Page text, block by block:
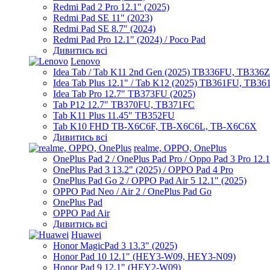
Redmi Pad 2 Pro 12.1" (2025)
Redmi Pad SE 11" (2023)
Redmi Pad SE 8.7" (2024)
Redmi Pad Pro 12.1" (2024) / Poco Pad
Дивитись всі
Lenovo
Idea Tab / Tab K11 2nd Gen (2025) TB336FU,
Idea Tab Plus 12.1" / Tab K12 (2025) TB361FU,
Idea Tab Pro 12.7" TB373FU (2025)
Tab P12 12.7" TB370FU, TB371FC
Tab K11 Plus 11.45" TB352FU
Tab K10 FHD TB-X6C6F, TB-X6C6L, TB-X6C6X
Дивитись всі
realme, OPPO, OnePlus
OnePlus Pad 2 / OnePlus Pad Pro / Oppo Pad 3 Pro
OnePlus Pad 3 13.2" (2025) / OPPO Pad 4 Pro
OnePlus Pad Go 2 / OPPO Pad Air 5 12.1" (2025)
OPPO Pad Neo / Air 2 / OnePlus Pad Go
OnePlus Pad
OPPO Pad Air
Дивитись всі
Huawei
Honor MagicPad 3 13.3" (2025)
Honor Pad 10 12.1" (HEY3-W09, HEY3-N09)
Honor Pad 9 12.1" (HEY2-W09)